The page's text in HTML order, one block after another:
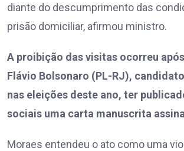
diante do descumprimento das
prisão domiciliar, afirmou ministro.
A proibição das visitas ocorreu
Flávio Bolsonaro (PL-RJ),
nas eleições deste ano, ter
sociais uma carta manuscrita
Moraes entendeu o ato como uma